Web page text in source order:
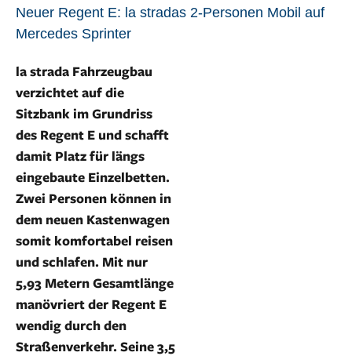
Neuer Regent E: la stradas 2-Personen Mobil auf
Mercedes Sprinter
la strada Fahrzeugbau
verzichtet auf die
Sitzbank im Grundriss
des Regent E und schafft
damit Platz für längs
eingebaute Einzelbetten.
Zwei Personen können in
dem neuen Kastenwagen
somit komfortabel reisen
und schlafen. Mit nur
5,93 Metern Gesamtlänge
manövriert der Regent E
wendig durch den
Straßenverkehr. Seine 3,5